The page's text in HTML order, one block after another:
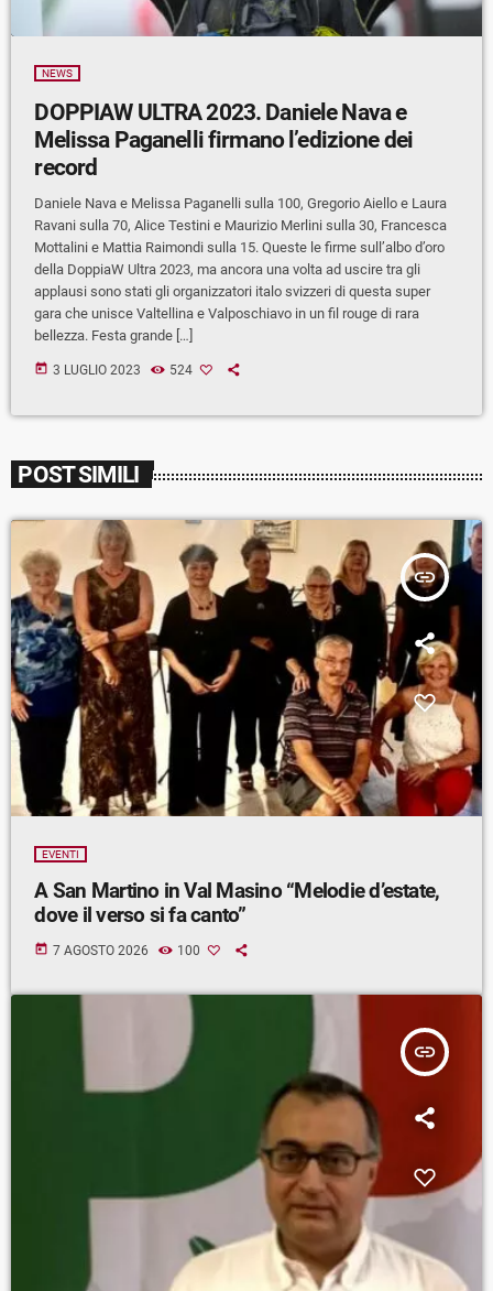
NEWS
DOPPIAW ULTRA 2023. Daniele Nava e
Melissa Paganelli firmano l’edizione dei
record
Daniele Nava e Melissa Paganelli sulla 100, Gregorio Aiello e Laura
Ravani sulla 70, Alice Testini e Maurizio Merlini sulla 30, Francesca
Mottalini e Mattia Raimondi sulla 15. Queste le firme sull’albo d’oro
della DoppiaW Ultra 2023, ma ancora una volta ad uscire tra gli
applausi sono stati gli organizzatori italo svizzeri di questa super
gara che unisce Valtellina e Valposchiavo in un fil rouge di rara
bellezza. Festa grande […]
today 3 LUGLIO 2023 524
POST SIMILI
insert_link
EVENTI
A San Martino in Val Masino “Melodie d’estate,
dove il verso si fa canto”
today 7 AGOSTO 2026 100
insert_link